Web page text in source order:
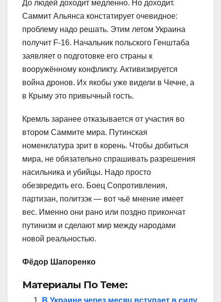
До людей доходит медленно. Но доходит.
Саммит Альянса констатирует очевидное:
проблему надо решать. Этим летом Украина
получит F-16. Начальник польского Генштаба
заявляет о подготовке его страны к
вооружённому конфликту. Активизируется
война дронов. Их якобы уже видели в Чечне, а
в Крыму это привычный гость.
Кремль заранее отказывается от участия во
втором Саммите мира. Путинская
номенклатура зрит в корень. Чтобы добиться
мира, не обязательно спрашивать разрешения
насильника и убийцы. Надо просто
обезвредить его. Боец Сопротивления,
партизан, политзэк — вот чьё мнение имеет
вес. Именно они рано или поздно прикончат
путинизм и сделают мир между народами
новой реальностью.
Фёдор Шапоренко
Материалы По Теме:
В Украине через месяц вступает в силу